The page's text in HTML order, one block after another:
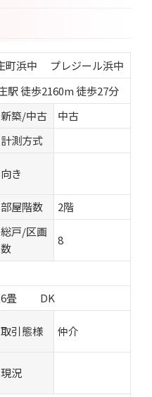
町浜中 プレジール浜中
駅 徒歩2160m 徒歩27分
新築/中古
中古
計測方式
向き
部屋階数
2階
総戸/区画
数
8
6畳 DK
取引態様 仲介
現況